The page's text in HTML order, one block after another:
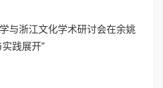
与浙江文化学术研讨会在余姚
践展开”